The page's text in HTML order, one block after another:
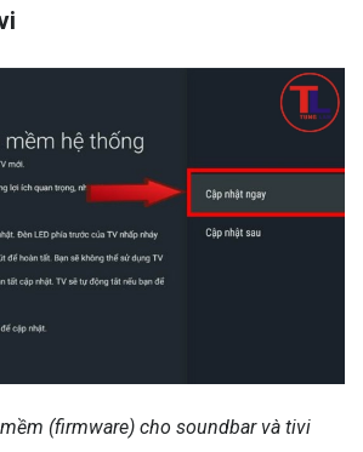
(firmware) cho soundbar và tivi